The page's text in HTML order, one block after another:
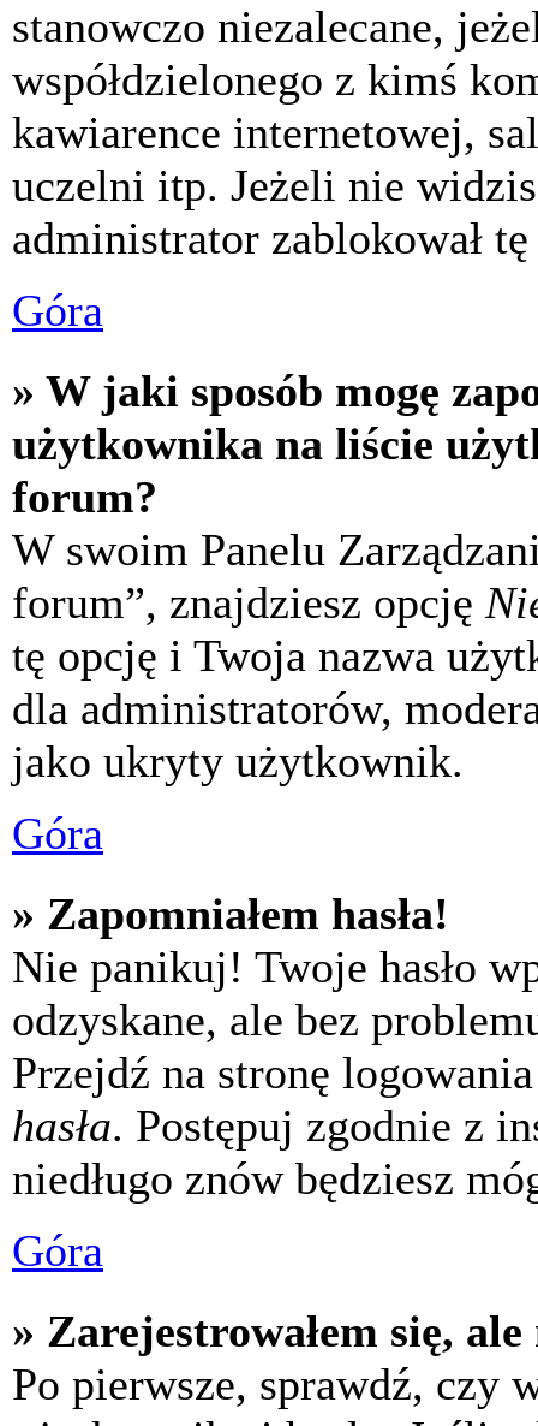
stanowczo niezalecane,
współdzielonego z kimś
kawiarence internetowej,
uczelni itp. Jeżeli nie
administrator zablokował
Góra
» W jaki sposób mogę
użytkownika na liście
forum?
W swoim Panelu
forum”, znajdziesz opcję
tę opcję i Twoja nazwa
dla administratorów,
jako ukryty użytkownik.
Góra
» Zapomniałem hasła!
Nie panikuj! Twoje hasło
odzyskane, ale bez
Przejdź na stronę
hasła. Postępuj zgodnie z
niedługo znów będziesz
Góra
» Zarejestrowałem się,
Po pierwsze, sprawdź, czy